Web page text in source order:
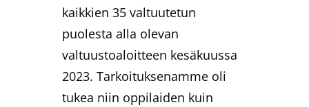
kaikkien 35 valtuutetun
puolesta alla olevan
valtuustoaloitteen kesäkuussa
2023. Tarkoituksenamme oli
tukea niin oppilaiden kuin